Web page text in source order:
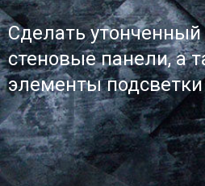
Сделать
стеновые панели, а
элементы подсветки